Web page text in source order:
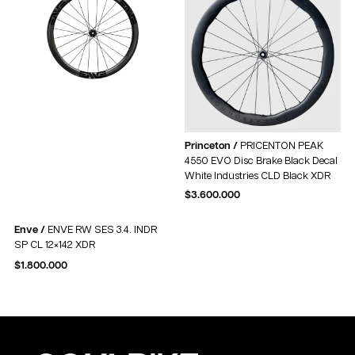
Enve / ENVE RW SES 3.4. INDR
SP CL 12×142 XDR
$1.800.000
Princeton / PRICENTON PEAK
4550 EVO Disc Brake Black Decal
White Industries CLD Black XDR
$3.600.000